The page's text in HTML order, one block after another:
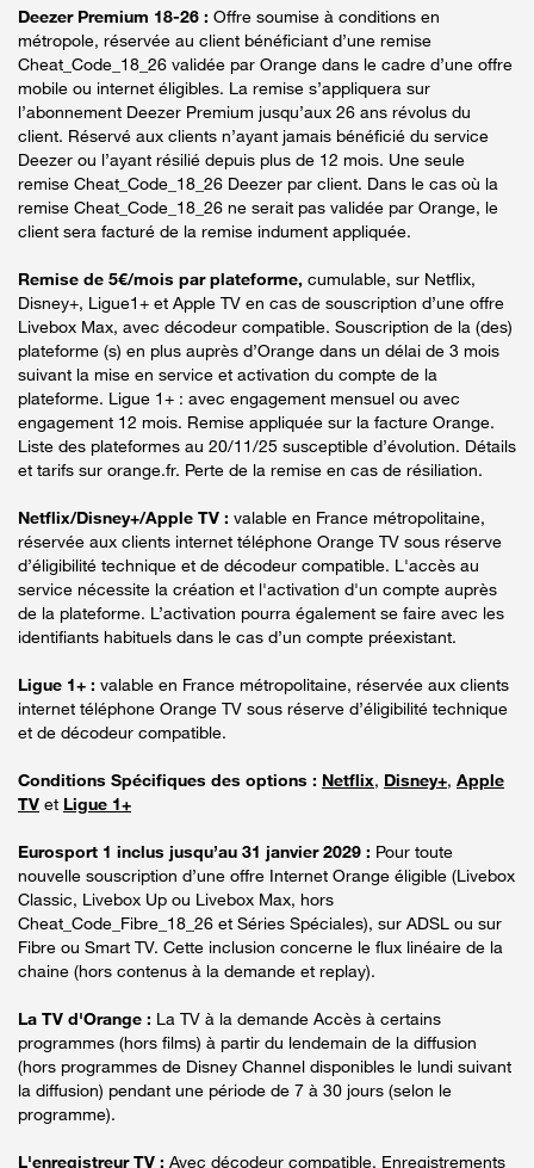
Deezer Premium 18-26 : Offre soumise à conditions en
métropole, réservée au client bénéficiant d’une remise
Cheat_Code_18_26 validée par Orange dans le cadre d’une offre
mobile ou internet éligibles. La remise s’appliquera sur
l’abonnement Deezer Premium jusqu’aux 26 ans révolus du
client. Réservé aux clients n’ayant jamais bénéficié du service
Deezer ou l’ayant résilié depuis plus de 12 mois. Une seule
remise Cheat_Code_18_26 Deezer par client. Dans le cas où la
remise Cheat_Code_18_26 ne serait pas validée par Orange, le
client sera facturé de la remise indument appliquée.
Remise de 5€/mois par plateforme, cumulable, sur Netflix,
Disney+, Ligue1+ et Apple TV en cas de souscription d’une offre
Livebox Max, avec décodeur compatible. Souscription de la (des)
plateforme (s) en plus auprès d’Orange dans un délai de 3 mois
suivant la mise en service et activation du compte de la
plateforme. Ligue 1+ : avec engagement mensuel ou avec
engagement 12 mois. Remise appliquée sur la facture Orange.
Liste des plateformes au 20/11/25 susceptible d’évolution. Détails
et tarifs sur orange.fr. Perte de la remise en cas de résiliation.
Netflix/Disney+/Apple TV : valable en France métropolitaine,
réservée aux clients internet téléphone Orange TV sous réserve
d’éligibilité technique et de décodeur compatible. L'accès au
service nécessite la création et l'activation d'un compte auprès
de la plateforme. L’activation pourra également se faire avec les
identifiants habituels dans le cas d’un compte préexistant.
Ligue 1+ : valable en France métropolitaine, réservée aux clients
internet téléphone Orange TV sous réserve d’éligibilité technique
et de décodeur compatible.
Conditions Spécifiques des options : Netflix, Disney+, Apple
TV et Ligue 1+
Eurosport 1 inclus jusqu’au 31 janvier 2029 : Pour toute
nouvelle souscription d’une offre Internet Orange éligible (Livebox
Classic, Livebox Up ou Livebox Max, hors
Cheat_Code_Fibre_18_26 et Séries Spéciales), sur ADSL ou sur
Fibre ou Smart TV. Cette inclusion concerne le flux linéaire de la
chaine (hors contenus à la demande et replay).
La TV d'Orange : La TV à la demande Accès à certains
programmes (hors films) à partir du lendemain de la diffusion
(hors programmes de Disney Channel disponibles le lundi suivant
la diffusion) pendant une période de 7 à 30 jours (selon le
programme).
L'enregistreur TV : Avec décodeur compatible. Enregistrements